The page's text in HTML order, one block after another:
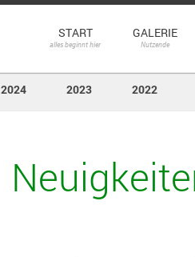
START
alles beginnt hier
GALERIE
Nutzende
2024 2023 2022